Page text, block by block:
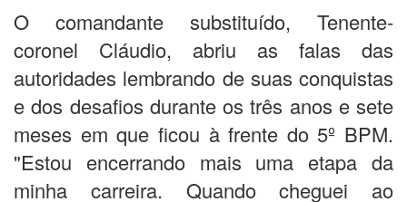
O comandante substituído, Tenente-
coronel Cláudio, abriu as falas das
autoridades lembrando de suas conquistas
e dos desafios durante os três anos e sete
meses em que ficou à frente do 5º BPM.
"Estou encerrando mais uma etapa da
minha carreira. Quando cheguei ao